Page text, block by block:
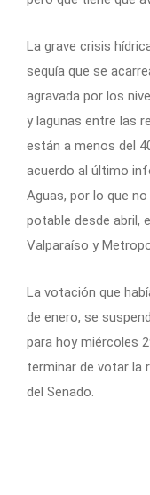
La grave crisis
sequía que se
agravada por los
y lagunas entre las
están a menos del
acuerdo al último
Aguas, por lo que
potable desde abril,
Valparaíso y
La votación que
de enero, se
para hoy miércoles
terminar de votar la
del Senado.